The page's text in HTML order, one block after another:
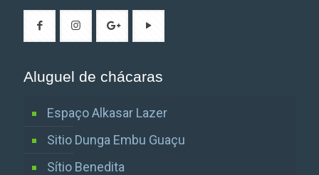
Aluguel de chácaras
Espaço Alkasar Lazer
Sitio Dunga Embu Guaçu
Sítio Benedita